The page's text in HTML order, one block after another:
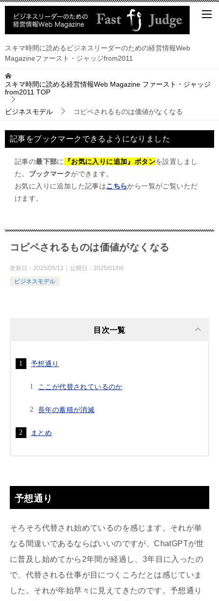
スキマ時間に読めるビジネスリーダーのための経営情報Web
Magazineファースト・ジャッジfrom2011
スキマ時間に読める経営情報Web Magazine ファースト・ジャッジ
from2011 TOP
ビジネスモデル コピペされるものは価値がなくなる
記事をブックマークできるようになりました
記事の最下部に 『お気に入りに追加』ボタンを設置しまし
た。 ブックマークができます。
お気に入りに追加した記事はこちらから一覧がご覧いただ
けます。
コピペされるものは価値がなくなる
更新日： 2025/05/12 公開日： 2025/01/06
ビジネスモデル
目次一覧
予想通り
ここが代替されているのか
長年の蓄積が消滅
まとめ
予想通り
そろそろ代替され始めているのを感じます。それが単
なる間違いであるならばいいのですが、ChatGPTが世
に普及し始めてから2年間が経過し、3年目に入ったの
で、代替される仕事が目につくころだとは感じていま
した。それが年始早々に見えてきたのです。予想通り